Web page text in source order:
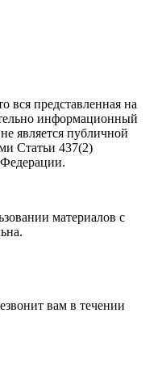
вся представленная на
информационный
является публичной
Статьи 437(2)
материалов с
вам в течении